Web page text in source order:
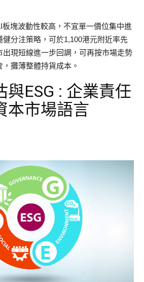
塊波動性較高，不宜單一價位集中進
分注策略，可於1,100港元附近率先
現短線進一步回調，可再按市場走勢
攤薄整體持貨成本。
與ESG : 企業責任
本市場語言